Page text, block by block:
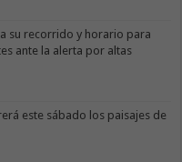
su recorrido y horario para
ante la alerta por altas
este sábado los paisajes de